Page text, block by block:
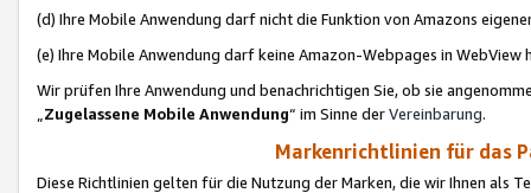
(d) Ihre Mobile Anwendung darf nicht die Funktion von Amazons
(e) Ihre Mobile Anwendung darf keine Amazon-Webpages in WebView
Wir prüfen Ihre Anwendung und benachrichtigen Sie, ob sie
„Zugelassene Mobile Anwendung“ im Sinne derVereinbarung.
Markenrichtlinien für das
Diese Richtlinien gelten für die Nutzung der Marken, die wir Ihnen als